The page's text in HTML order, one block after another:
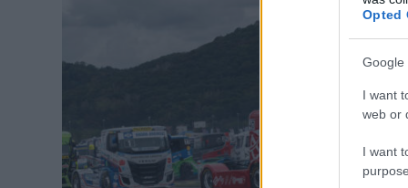
Opted
Google
I want
web or
I want
Most
pályája ad
pálya a